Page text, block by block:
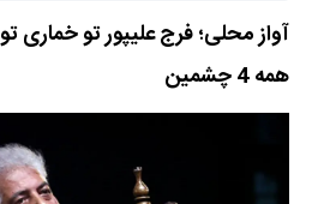
آواز محلی؛ فرج علیپور تو
همه 4 چشمین